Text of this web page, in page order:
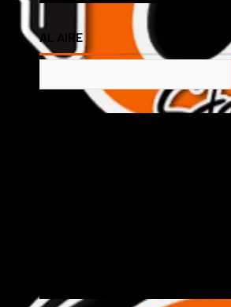
AL AIRE